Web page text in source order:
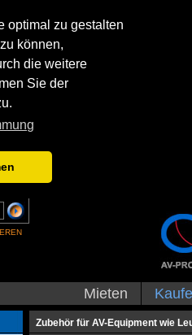
optimal zu gestalten
können,
die weitere
Sie der
Mieten
Zubehör für AV-Equipment wie